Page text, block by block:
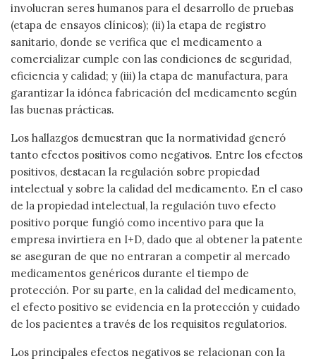
involucran seres humanos para el desarrollo de pruebas
(etapa de ensayos clínicos); (ii) la etapa de registro
sanitario, donde se verifica que el medicamento a
comercializar cumple con las condiciones de seguridad,
eficiencia y calidad; y (iii) la etapa de manufactura, para
garantizar la idónea fabricación del medicamento según
las buenas prácticas.
Los hallazgos demuestran que la normatividad generó
tanto efectos positivos como negativos. Entre los efectos
positivos, destacan la regulación sobre propiedad
intelectual y sobre la calidad del medicamento. En el caso
de la propiedad intelectual, la regulación tuvo efecto
positivo porque fungió como incentivo para que la
empresa invirtiera en I+D, dado que al obtener la patente
se aseguran de que no entraran a competir al mercado
medicamentos genéricos durante el tiempo de
protección. Por su parte, en la calidad del medicamento,
el efecto positivo se evidencia en la protección y cuidado
de los pacientes a través de los requisitos regulatorios.
Los principales efectos negativos se relacionan con la